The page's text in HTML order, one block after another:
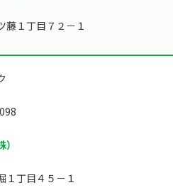
藤１丁目７２－１
）
１丁目４５－１